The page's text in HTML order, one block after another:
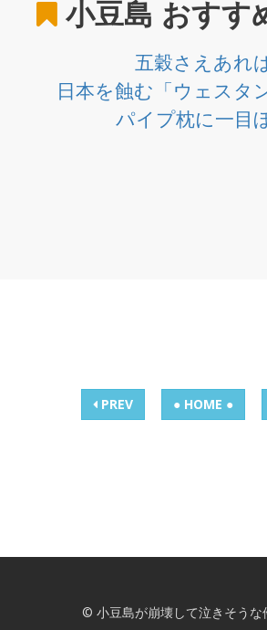
小豆島 おすす
五穀さえあれ
日本を蝕む「ウェスタ
パイプ枕に一目
PREV ● HOME ●
© 小豆島が崩壊して泣きそうな